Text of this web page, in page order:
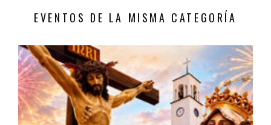
EVENTOS DE LA MISMA CATEGORÍA